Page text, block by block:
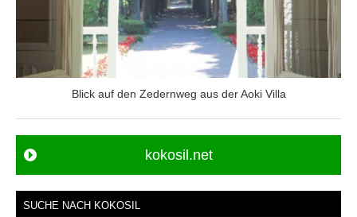
Blick auf den Zedernweg aus der Aoki Villa
kokosil.net
SUCHE NACH KOKOSIL